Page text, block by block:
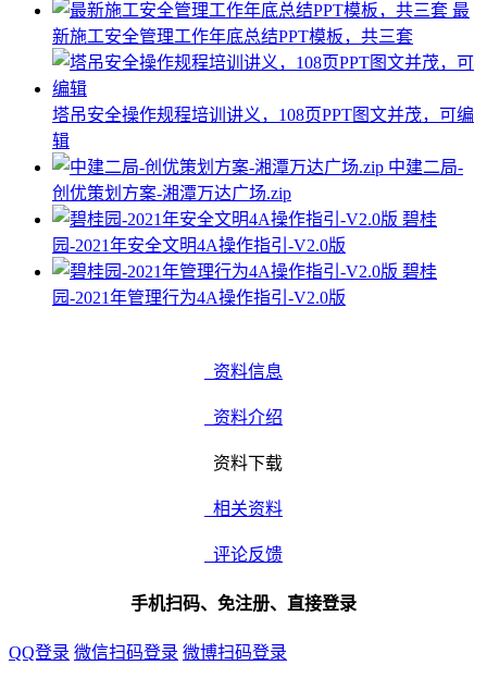
最
新施工安全管理工作年底总结PPT模板，共三套
塔吊安全操作规程培训讲义，108页PPT图文并茂，可编
辑
中建二局-
创优策划方案-湘潭万达广场.zip
碧桂
园-2021年安全文明4A操作指引-V2.0版
碧桂
园-2021年管理行为4A操作指引-V2.0版
资料信息
资料介绍
资料下载
相关资料
评论反馈
手机扫码、免注册、直接登录
QQ登录 微信扫码登录 微博扫码登录